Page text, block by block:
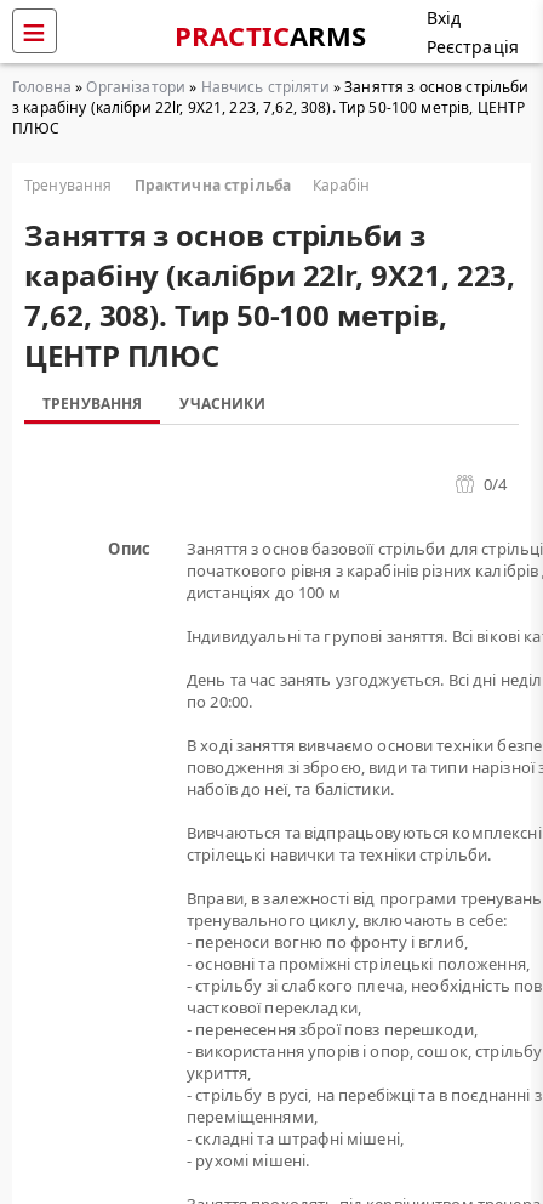
PRACTICARMS
Вхід
Реєстрація
Головна »Організатори » Навчись стріляти » Заняття з основ стрільби
з карабіну (калібри 22lr, 9Х21, 223, 7,62, 308). Тир 50-100 метрів, ЦЕНТР
ПЛЮС
Тренування Практична стрільба Карабін
Заняття з основ стрільби з
карабіну (калібри 22lr, 9Х21, 223,
7,62, 308). Тир 50-100 метрів,
ЦЕНТР ПЛЮС
ТРЕНУВАННЯ УЧАСНИКИ
0/4
Опис
Заняття з основ базовоїї стрільби для
початкового рівня з карабінів різних
дистанціях до 100 м
Індивидуальні та групові заняття. Всі вікові
День та час занять узгоджується. Всі дні
по 20:00.
В ході заняття вивчаємо основи техніки
поводження зі зброєю, види та типи нарізної
набоїв до неї, та балістики.
Вивчаються та відпрацьовуються комплексні
стрілецькі навички та техніки стрільби.
Вправи, в залежності від програми
тренувального циклу, включають в себе:
- переноси вогню по фронту і вглиб,
- основні та проміжні стрілецькі положення,
- стрільбу зі слабкого плеча, необхідність
часткової перекладки,
- перенесення зброї повз перешкоди,
- використання упорів і опор, сошок,
укриття,
- стрільбу в русі, на перебіжці та в поєднанні з
переміщеннями,
- складні та штрафні мішені,
- рухомі мішені.